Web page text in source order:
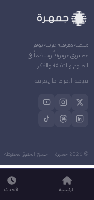
منصة معرفية عربية توفر
محتوى موثوقاً ومنظماً في
العلوم والثقافة والفكر
قيمة المرء ما يعرفه
©
2026 جمهرة — جميع الحقوق محفوظة
الرئيسية الأحدث